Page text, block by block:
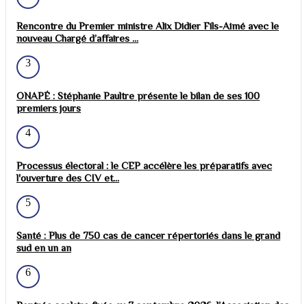
Rencontre du Premier ministre Alix Didier Fils-Aimé avec le
nouveau Chargé d’affaires ...
3
ONAPÉ : Stéphanie Paultre présente le bilan de ses 100
premiers jours
4
Processus électoral : le CEP accélère les préparatifs avec
l'ouverture des CIV et...
5
Santé : Plus de 750 cas de cancer répertoriés dans le grand
sud en un an
6